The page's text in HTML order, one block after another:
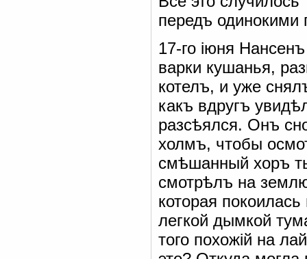
передъ одинокими
17-го іюня
варки кушанья,
котелъ, и уже
какъ вдругъ
разсѣялся. Онъ
холмъ, чтобы
смѣшанный хоръ
смотрѣлъ на
которая
легкой дымкой
того похожій на